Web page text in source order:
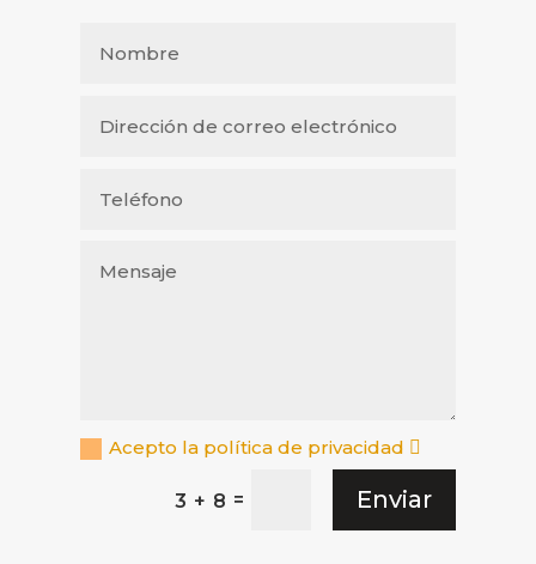
Acepto la política de privacidad
3 + 8 = Enviar